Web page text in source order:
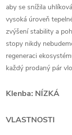
aby se snížila
vysoká úroveň
zvýšení stability a
stopy nikdy
regeneraci
každý prodaný pár
Klenba: NÍZKÁ
VLASTNOSTI